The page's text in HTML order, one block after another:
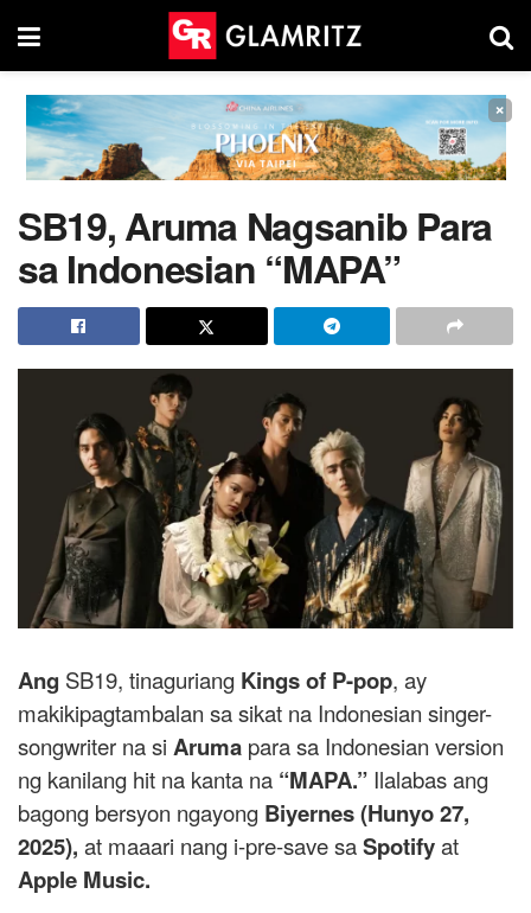
×
SB19, Aruma Nagsanib Para
sa Indonesian “MAPA”
Ang SB19, tinaguriang Kings of P-pop, ay
makikipagtambalan sa sikat na Indonesian singer-
songwriter na si Aruma para sa Indonesian version
ng kanilang hit na kanta na “MAPA.” Ilalabas ang
bagong bersyon ngayong Biyernes (Hunyo 27,
2025), at maaari nang i-pre-save saSpotifyat
Apple Music.